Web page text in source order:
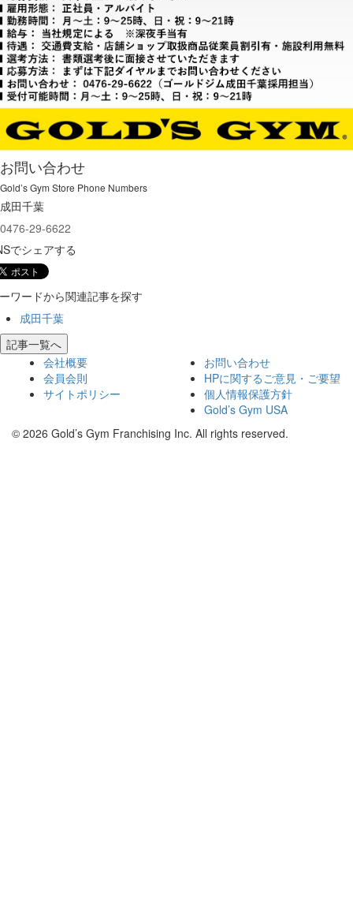
お問い合わせ
Gold’s Gym Store Phone Numbers
成田千葉
0476-29-6622
でシェアする
ワードから関連記事を探す
成田千葉
記事一覧へ
会社概要
会員会則
サイトポリシー
お問い合わせ
HPに関するご意見・ご要望
個人情報保護方針
Gold’s Gym USA
© 2026 Gold’s Gym Franchising Inc. All rights reserved.